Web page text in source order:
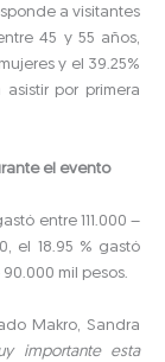
a visitantes
45 y 55 años,
y el 39.25%
asistir por primera
el evento
entre 111.000 –
el 18.95 % gastó
90.000 mil pesos.
Makro, Sandra
importante esta